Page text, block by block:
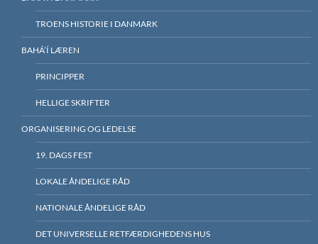
TROENS HISTORIE I DANMARK
BAHÁ’Í LÆREN
PRINCIPPER
HELLIGE SKRIFTER
ORGANISERING OG LEDELSE
19. DAGS FEST
LOKALE ÅNDELIGE RÅD
NATIONALE ÅNDELIGE RÅD
DET UNIVERSELLE RETFÆRDIGHEDENS HUS